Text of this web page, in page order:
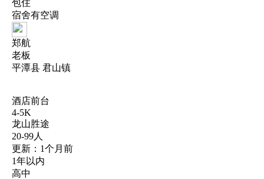
包住
宿舍有空调
郑航
老板
平潭县 君山镇
酒店前台
4-5K
龙山胜途
20-99人
更新：1个月前
1年以内
高中